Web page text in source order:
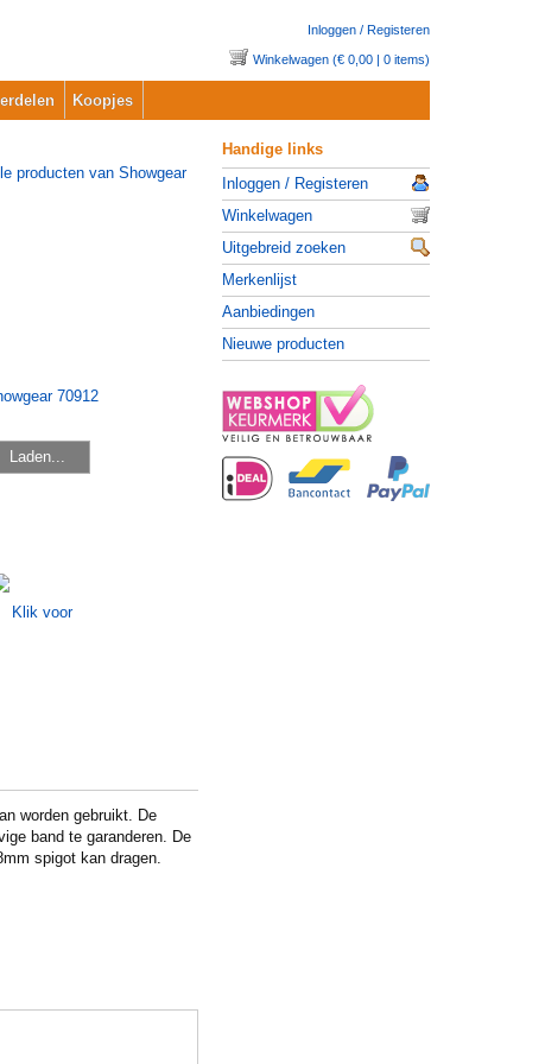
Inloggen / Registeren
Winkelwagen (€ 0,00 | 0 items)
Koopjes
Laden...
worden gebruikt. De
band te garanderen. De
spigot kan dragen.
Handige links
Inloggen / Registeren
Winkelwagen
Uitgebreid zoeken
Merkenlijst
Aanbiedingen
Nieuwe producten